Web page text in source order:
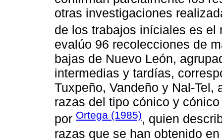
otras investigaciones
de los trabajos iníciales es
evalúo 96 recolecciones de
bajas de Nuevo León,
intermedias y tardías,
Tuxpeño, Vandeño y Nal-
razas del tipo cónico y
por Ortega (1985), quien
razas que se han obtenido